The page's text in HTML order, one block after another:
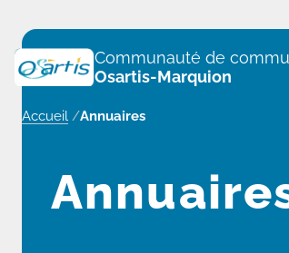
Communauté de
Osartis-Marquion
Accueil /Annuaires